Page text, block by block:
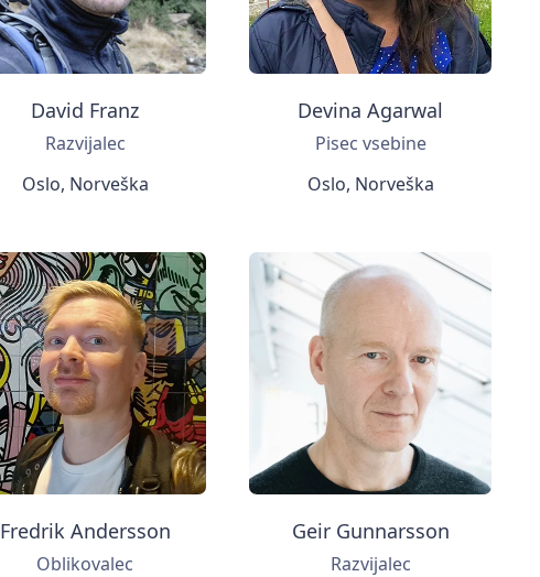
David Franz
Razvijalec
Oslo, Norveška
Devina Agarwal
Pisec vsebine
Oslo, Norveška
Fredrik Andersson
Oblikovalec
Geir Gunnarsson
Razvijalec